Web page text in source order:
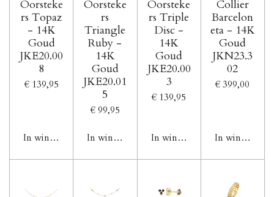
Oorsteke
rs Topaz
- 14K
Goud
JKE20.00
8
€ 139,95
In winkelwagen
Oorsteke
rs
Triangle
Ruby -
14K
Goud
JKE20.01
5
€ 99,95
In winkelwagen
Oorsteke
rs Triple
Disc -
14K
Goud
JKE20.00
3
€ 139,95
In winkelwagen
Collier
Barcelon
eta - 14K
Goud
JKN23.3
02
€ 399,00
In